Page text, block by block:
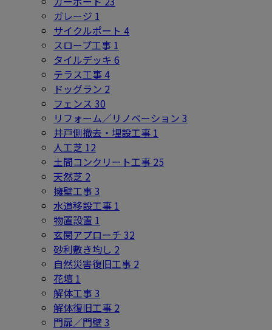
ガレージ 1
サイクルポート 4
スロープ工事 1
タイルデッキ 6
テラス工事4
ドッグラン 2
フェンス 30
リフォーム／リノベーション 3
井戸側撤去・埋設工事 1
人工芝 12
土間コンクリート工事 25
天然芝 2
擁壁工事3
水道移設工事 1
物置設置 1
玄関アプローチ 32
砂利敷き均し 2
自然災害復旧工事 2
花壇 1
解体工事3
解体復旧工事 2
門扉／門壁3